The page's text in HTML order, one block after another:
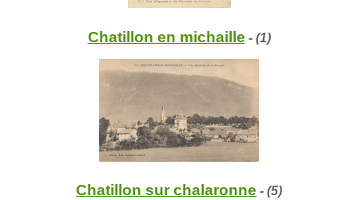
Chatillon en michaille - (1)
Chatillon sur chalaronne - (5)